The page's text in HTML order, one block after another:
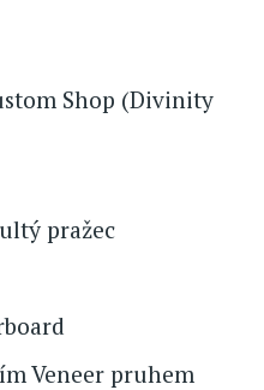
Shop (Divinity
pražec
Veneer pruhem